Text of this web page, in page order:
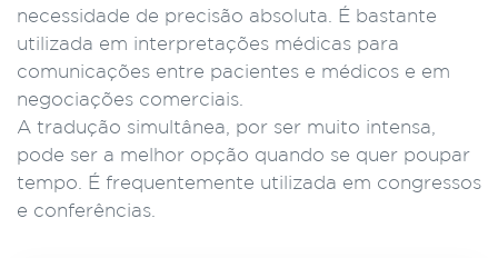
necessidade de precisão absoluta. É bastante
utilizada em interpretações médicas para
comunicações entre pacientes e médicos e em
negociações comerciais.
A tradução simultânea, por ser muito intensa,
pode ser a melhor opção quando se quer poupar
tempo. É frequentemente utilizada em congressos
e conferências.